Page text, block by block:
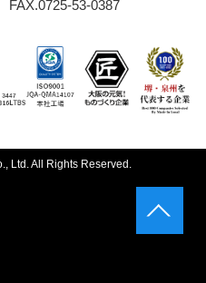
FAX.0725-53-0387
Ltd. All Rights Reserved.